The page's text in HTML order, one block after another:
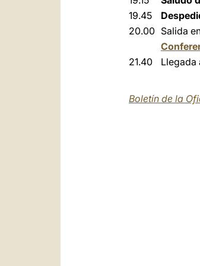
19.45
20.00 Salida
21.40
Llegada
Boletín de la